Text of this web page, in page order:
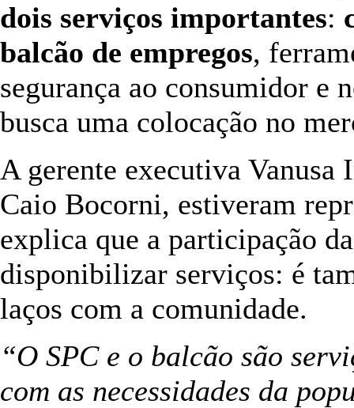
dois serviços importantes:
balcão de empregos,
segurança ao consumidor e
busca uma colocação no
A gerente executiva
Caio Bocorni, estiveram
explica que a participação
disponibilizar serviços: é
laços com a comunidade.
“O SPC e o balcão são
com as necessidades da